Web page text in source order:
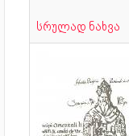
სრულად ნახვა